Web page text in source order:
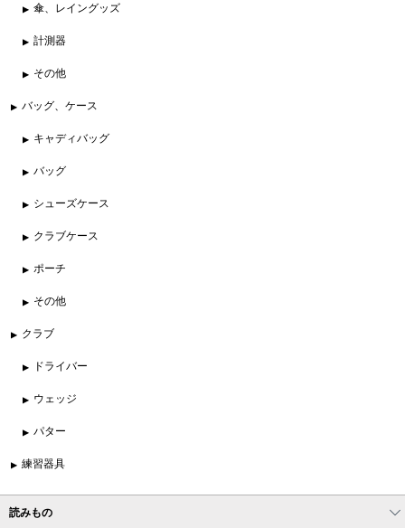
傘、レイングッズ
計測器
その他
バッグ、ケース
キャディバッグ
バッグ
シューズケース
クラブケース
ポーチ
その他
クラブ
ドライバー
ウェッジ
パター
練習器具
読みもの